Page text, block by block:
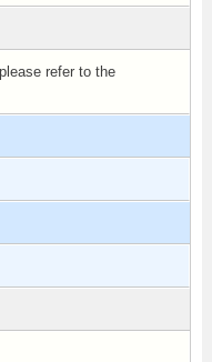
refer to the